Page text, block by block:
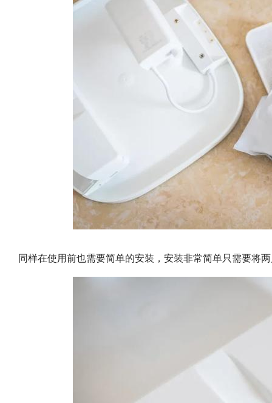
同样在使用前也需要简单的安装，安装非常简单只需要将